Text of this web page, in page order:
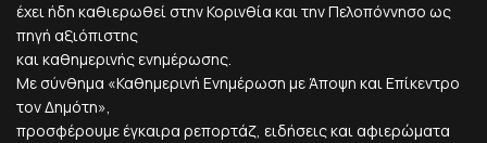
έχει ήδη καθιερωθεί στην Κορινθία και την Πελοπόννησο ως
πηγή αξιόπιστης
και καθημερινής ενημέρωσης.
Με σύνθημα «Καθημερινή Ενημέρωση με Άποψη και Επίκεντρο
τον Δημότη»,
προσφέρουμε έγκαιρα ρεπορτάζ, ειδήσεις και αφιερώματα